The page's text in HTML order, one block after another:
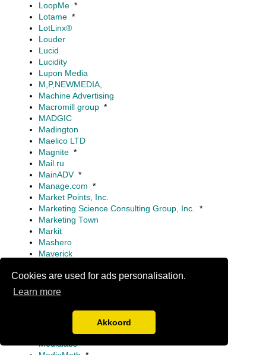
Cookies are used for ads personalisation.
Learn more
Akkoord
LoopMe *
Lotame *
LotLinx®
Louder
Lucid
Lucidity
Lupon Media
M,P,NEWMEDIA,
Machine Advertising
Macromill group *
MADGIC
Madington
Maelico LTD
Magnite *
Mail.ru
MainADV*
Manage.com *
Market Points, Inc.
Marketing Science Consulting Group, Inc.
*
Marketing Town
Markit
Mashero
Maverick
Maytrics
Media Lab Limited
Media.net
mediaintelligence
Medialabs